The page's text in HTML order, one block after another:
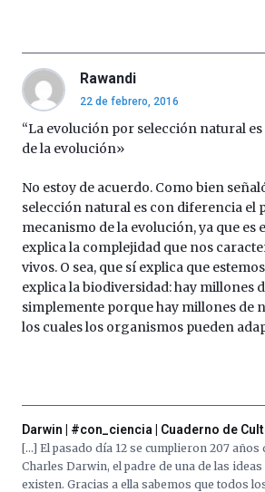
Rawandi
22 de febrero, 2016
“La evolución por selección natural
de la evolución»
No estoy de acuerdo. Como bien
selección natural es con diferencia el
mecanismo de la evolución, ya que es
explica la complejidad que nos
vivos. O sea, que sí explica que
explica la biodiversidad: hay millones
simplemente porque hay millones de
los cuales los organismos pueden
Darwin | #con_ciencia | Cuaderno de
[…] El pasado día 12 se cumplieron 207 años
Charles Darwin, el padre de una de las
existen. Gracias a ella sabemos que todos